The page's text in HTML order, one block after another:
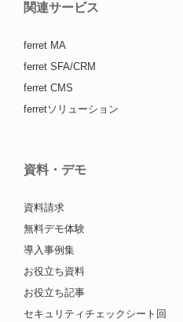
関連サービス
ferret MA
ferret SFA/CRM
ferret CMS
ferretソリューション
資料・デモ
資料請求
無料デモ体験
導入事例集
お役立ち資料
お役立ち記事
セキュリティチェックシート回